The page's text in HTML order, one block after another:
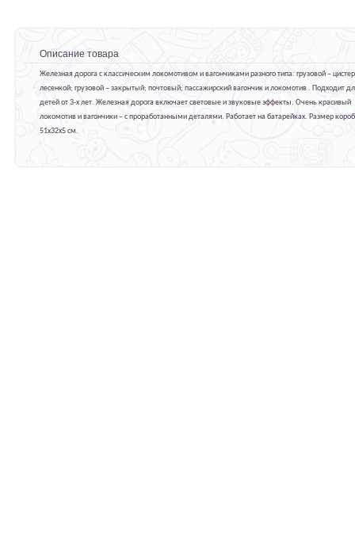
Описание товара
Железная дорога с классическим локомотивом и вагончиками разного типа: грузовой –
лесенкой; грузовой – закрытый; почтовый; пассажирский вагончик и локомотив . Подходит
детей от 3-х лет. Железная дорога включает световые и звуковые эффекты. Очень красивый
локомотив и вагончики – с проработанными деталями. Работает на батарейках. Размер
51х32х5 см.